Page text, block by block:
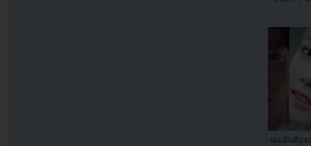
เผยอันดับ